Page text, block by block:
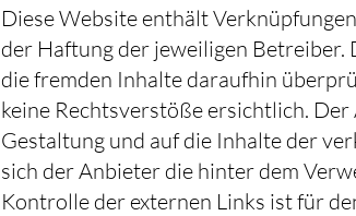
Diese Website enthält
der Haftung der jeweiligen Betreiber.
die fremden Inhalte daraufhin
keine Rechtsverstöße ersichtlich.
Gestaltung und auf die Inhalte der
sich der Anbieter die hinter dem
Kontrolle der externen Links ist für